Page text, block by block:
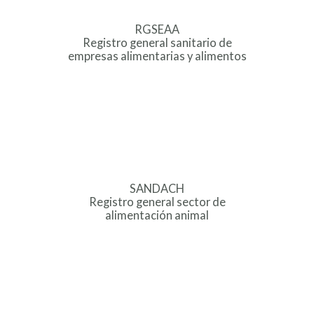
RGSEAA
Registro general sanitario de
empresas alimentarias y alimentos
SANDACH
Registro general sector de
alimentación animal